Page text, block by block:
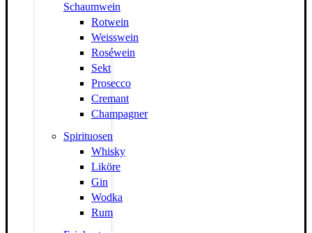
Schaumwein
Rotwein
Weisswein
Roséwein
Sekt
Prosecco
Cremant
Champagner
Spirituosen
Whisky
Liköre
Gin
Wodka
Rum